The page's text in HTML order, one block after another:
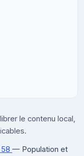
le contenu local,
— Population et